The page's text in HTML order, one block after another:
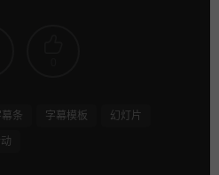
条 字幕模板
幻灯片